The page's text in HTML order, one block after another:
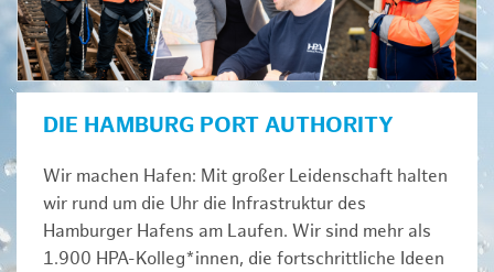
DIE HAMBURG PORT AUTHORITY
Wir machen Hafen: Mit großer Leidenschaft halten
wir rund um die Uhr die Infrastruktur des
Hamburger Hafens am Laufen. Wir sind mehr als
1.900 HPA-Kolleg*innen, die fortschrittliche Ideen